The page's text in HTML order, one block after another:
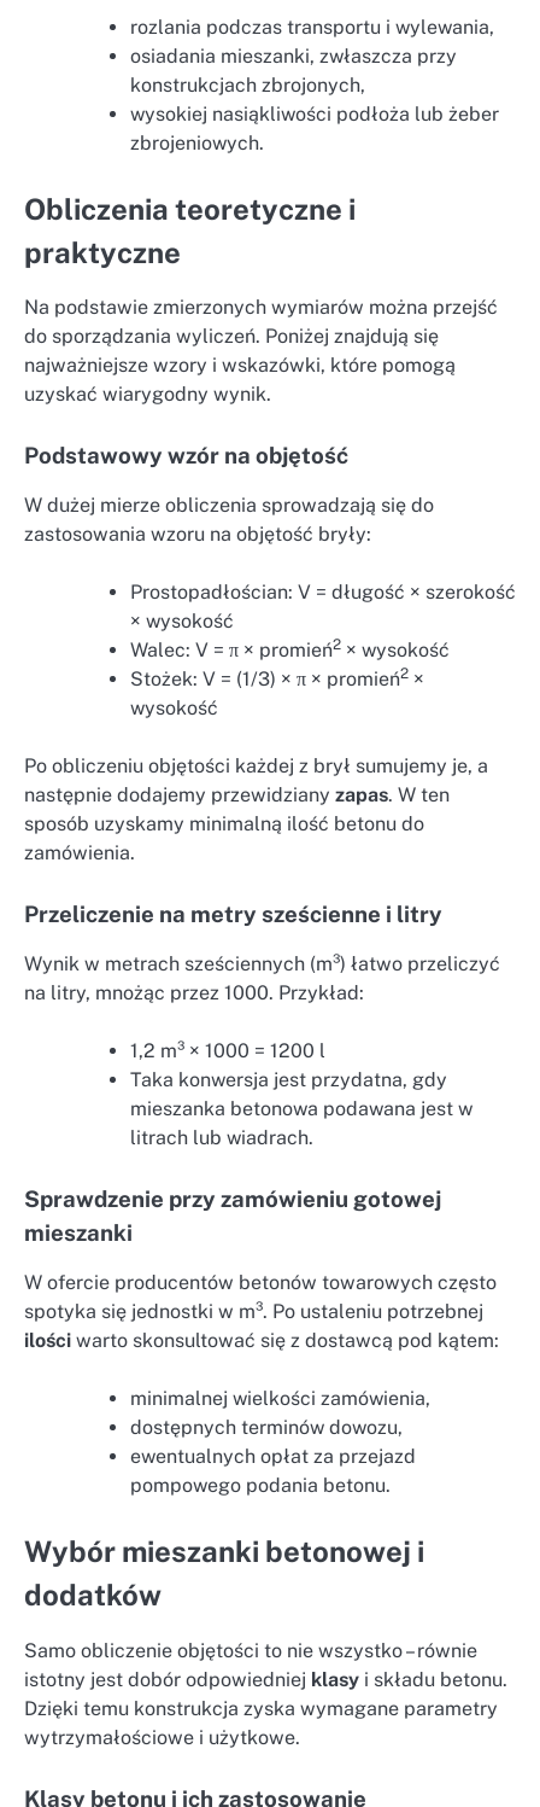
rozlania podczas transportu i wylewania,
osiadania mieszanki, zwłaszcza przy
konstrukcjach zbrojonych,
wysokiej nasiąkliwości podłoża lub żeber
zbrojeniowych.
Obliczenia teoretyczne i
praktyczne
Na podstawie zmierzonych wymiarów można przejść
do sporządzania wyliczeń. Poniżej znajdują się
najważniejsze wzory i wskazówki, które pomogą
uzyskać wiarygodny wynik.
Podstawowy wzór na objętość
W dużej mierze obliczenia sprowadzają się do
zastosowania wzoru na objętość bryły:
Prostopadłościan: V = długość × szerokość
× wysokość
Walec: V = π × promień2 × wysokość
Stożek: V = (1/3) × π × promień2 ×
wysokość
Po obliczeniu objętości każdej z brył sumujemy je, a
następnie dodajemy przewidziany zapas. W ten
sposób uzyskamy minimalną ilość betonu do
zamówienia.
Przeliczenie na metry sześcienne i litry
Wynik w metrach sześciennych (m³) łatwo przeliczyć
na litry, mnożąc przez 1000. Przykład:
1,2 m³ × 1000 = 1200 l
Taka konwersja jest przydatna, gdy
mieszanka betonowa podawana jest w
litrach lub wiadrach.
Sprawdzenie przy zamówieniu gotowej
mieszanki
W ofercie producentów betonów towarowych często
spotyka się jednostki w m³. Po ustaleniu potrzebnej
ilości warto skonsultować się z dostawcą pod kątem:
minimalnej wielkości zamówienia,
dostępnych terminów dowozu,
ewentualnych opłat za przejazd
pompowego podania betonu.
Wybór mieszanki betonowej i
dodatków
Samo obliczenie objętości to nie wszystko – równie
istotny jest dobór odpowiedniej klasy i składu betonu.
Dzięki temu konstrukcja zyska wymagane parametry
wytrzymałościowe i użytkowe.
Klasy betonu i ich zastosowanie